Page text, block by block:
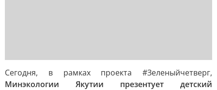
Сегодня, в рамках проекта #Зеленыйчетверг,
Минэкологии Якутии презентует детский